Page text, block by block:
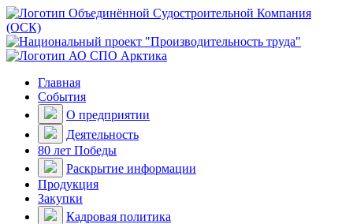
Главная
События
О предприятии
Деятельность
80 лет Победы
Раскрытие информации
Продукция
Закупки
Кадровая политика